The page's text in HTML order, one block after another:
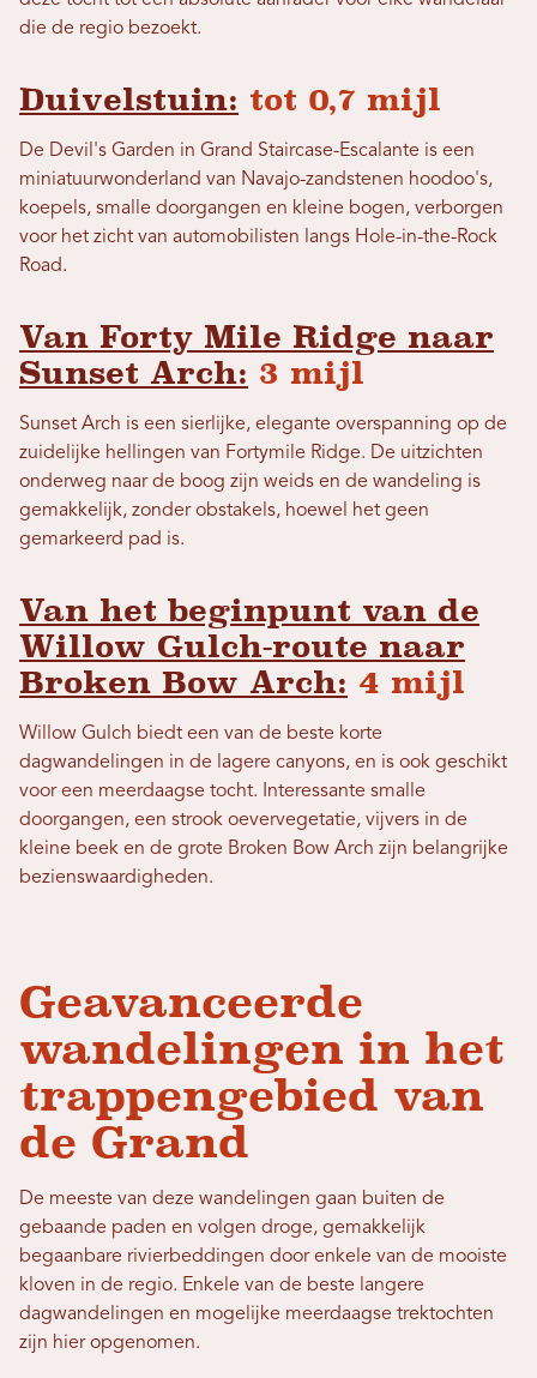
die de regio bezoekt.
Duivelstuin: tot 0,7 mijl
De Devil's Garden in Grand Staircase-Escalante is een
miniatuurwonderland van Navajo-zandstenen hoodoo's,
koepels, smalle doorgangen en kleine bogen, verborgen
voor het zicht van automobilisten langs Hole-in-the-Rock
Road.
Van Forty Mile Ridge naar
Sunset Arch: 3 mijl
Sunset Arch is een sierlijke, elegante overspanning op de
zuidelijke hellingen van Fortymile Ridge. De uitzichten
onderweg naar de boog zijn weids en de wandeling is
gemakkelijk, zonder obstakels, hoewel het geen
gemarkeerd pad is.
Van het beginpunt van de
Willow Gulch-route naar
Broken Bow Arch: 4 mijl
Willow Gulch biedt een van de beste korte
dagwandelingen in de lagere canyons, en is ook geschikt
voor een meerdaagse tocht. Interessante smalle
doorgangen, een strook oevervegetatie, vijvers in de
kleine beek en de grote Broken Bow Arch zijn belangrijke
bezienswaardigheden.
Geavanceerde
wandelingen in het
trappengebied van
de Grand
De meeste van deze wandelingen gaan buiten de
gebaande paden en volgen droge, gemakkelijk
begaanbare rivierbeddingen door enkele van de mooiste
kloven in de regio. Enkele van de beste langere
dagwandelingen en mogelijke meerdaagse trektochten
zijn hier opgenomen.